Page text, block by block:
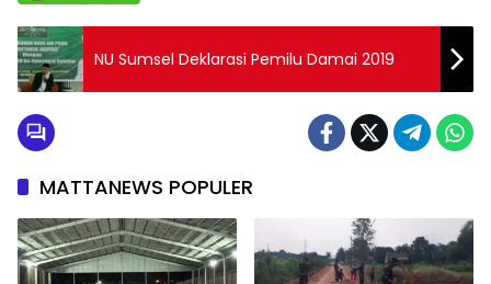
NU Sumsel Deklarasi Pemilu Damai 2019
MATTANEWS POPULER